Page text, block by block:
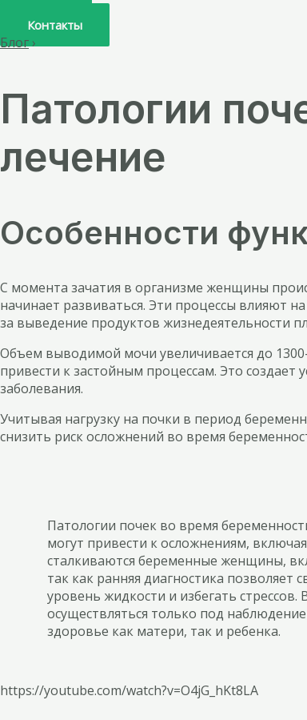
Контакты
Блог›
Патологии
лечение
Особенности
С момента зачатия в организме женщины
начинает развиваться. Эти процессы влияют
за выведение продуктов жизнедеятельности
Объем выводимой мочи увеличивается до
привести к застойным процессам. Это
заболевания.
Учитывая нагрузку на почки в период
снизить риск осложнений во время
Патологии почек во время
могут привести к осложнениям,
сталкиваются беременные женщины,
так как ранняя диагностика
уровень жидкости и избегать
осуществляться только под
здоровье как матери, так и ребенка.
https://youtube.com/watch?v=O4jG_hKt8LA